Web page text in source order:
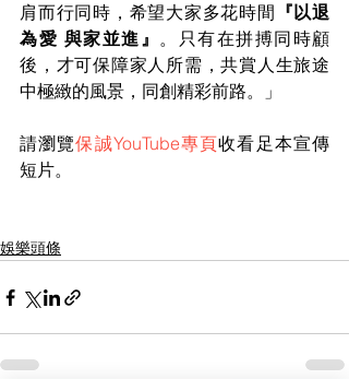
肩而行同時，希望大家多花時間 『以退
為愛 與家並進』 。只有在拼搏同時顧
後，才可保障家人所需，共賞人生旅途
中極緻的風景，同創精彩前路。」
請瀏覽保誠YouTube專頁收看足本宣傳
短片。
娛樂頭條